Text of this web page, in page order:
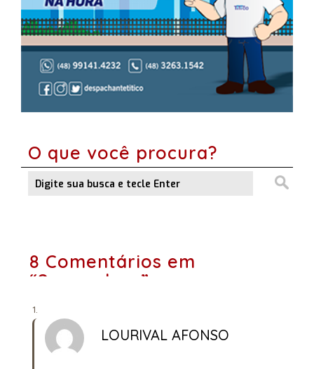
O que você procura?
8 Comentários em
“Semeadura”
LOURIVAL AFONSO